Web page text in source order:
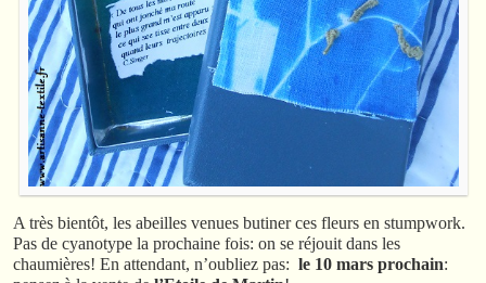
A très bientôt, les abeilles venues butiner ces fleurs en stumpwork.
Pas de cyanotype la prochaine fois: on se réjouit dans les
chaumières! En attendant, n’oubliez pas: le 10 mars prochain: